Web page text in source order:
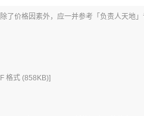
了价格因素外，应一并参考「负责人天地
格式 (858KB)]